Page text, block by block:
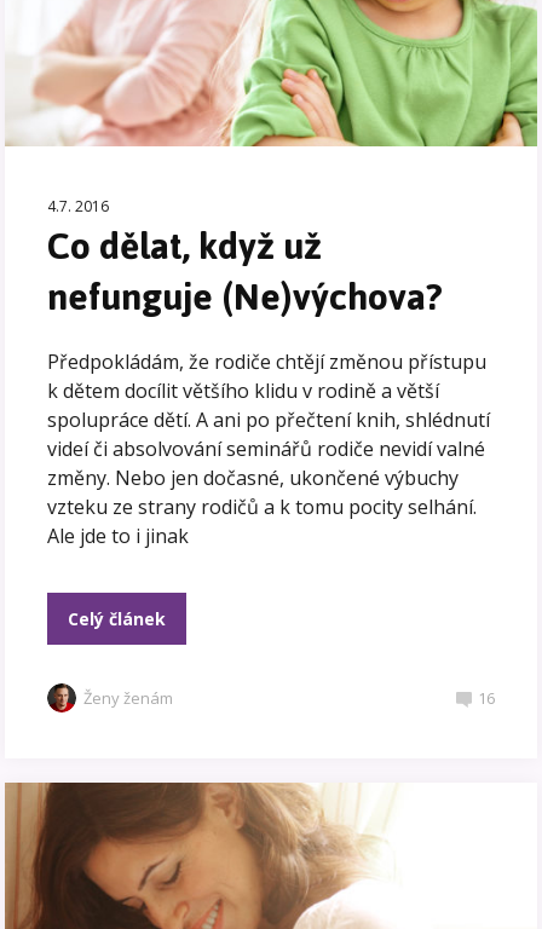
4.7. 2016
Co dělat, když už
nefunguje (Ne)výchova?
Předpokládám, že rodiče chtějí změnou přístupu
k dětem docílit většího klidu v rodině a větší
spolupráce dětí. A ani po přečtení knih, shlédnutí
videí či absolvování seminářů rodiče nevidí valné
změny. Nebo jen dočasné, ukončené výbuchy
vzteku ze strany rodičů a k tomu pocity selhání.
Ale jde to i jinak
Celý článek
Ženy ženám 16